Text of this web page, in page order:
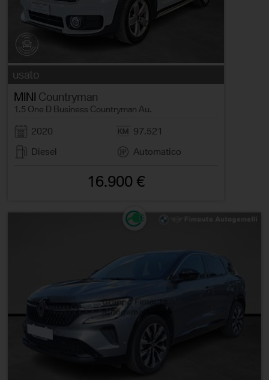
usato
MINI Countryman
1.5 One D Business Countryman Au.
2020
97.521
Diesel
Automatico
16.900 €